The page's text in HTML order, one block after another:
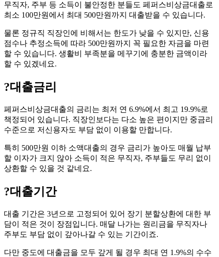
무직자, 주부 등 소득이 불안정한 분들도 페퍼스비상금대출로
최소 100만원에서 최대 500만원까지 대출받을 수 있습니다.
물론 정규직 직장인에 비해서는 한도가 낮을 수 있지만, 신용
점수나 추정소득에 따라 500만원까지 꼭 필요한 자금을 마련
할 수 있습니다. 생활비 부족분을 메꾸기에 충분한 금액이라
할 수 있겠네요.
?대출금리
페퍼스비상금대출의 금리는 최저 연 6.9%에서 최고 19.9%로
책정되어 있습니다. 직장인보다는 다소 높은 편이지만 중금리
수준으로 저신용자도 부담 없이 이용할 만합니다.
특히 500만원 이하 소액대출의 경우 금리가 높아도 매월 납부
할 이자가 크지 않아 소득이 적은 무직자, 주부들도 무리 없이
상환할 수 있을 것 같네요.
?대출기간
대출 기간은 3년으로 고정되어 있어 장기 분할상환에 대한 부
담이 적은 것이 장점입니다. 매달 나가는 원리금을 무직자나
주부도 부담 없이 갚아나갈 수 있는 기간이죠.
다만 중도에 대출금을 모두 갚게 될 경우 최대 연 1.9%의 수수